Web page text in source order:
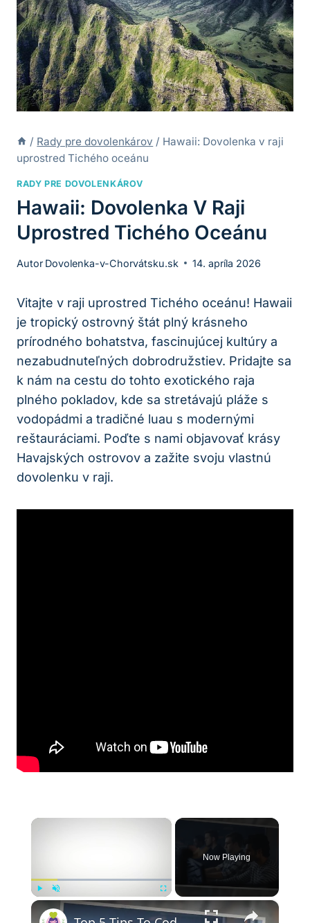
/ Rady pre dovolenkárov / Hawaii: Dovolenka v raji
uprostred Tichého oceánu
RADY PRE DOVOLENKÁROV
Hawaii: Dovolenka V Raji
Uprostred Tichého Oceánu
Autor Dovolenka-v-Chorvátsku.sk 14. apríla 2026
Vitajte v raji uprostred Tichého oceánu! Hawaii
je tropický ostrovný štát plný krásneho
prírodného bohatstva, fascinujúcej kultúry a
nezabudnuteľných dobrodružstiev. Pridajte sa
k nám na cestu do tohto exotického raja
plného pokladov, kde sa stretávajú pláže s
vodopádmi a tradičné luau s modernými
reštauráciami. Poďte s nami objavovať krásy
Havajských ostrovov a zažite svoju vlastnú
dovolenku v raji.
×
Unmute
Now Playing
×